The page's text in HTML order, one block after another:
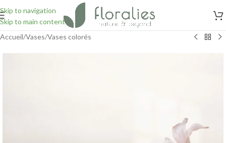
Skip to navigation
Skip to main content
Accueil/Vases/Vases colorés